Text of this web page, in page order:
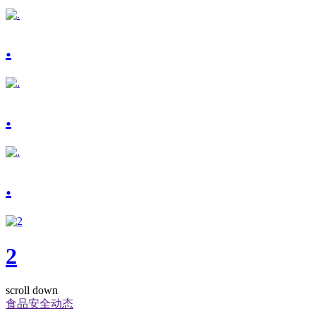
.
.
.
2
scroll down
食品安全动态